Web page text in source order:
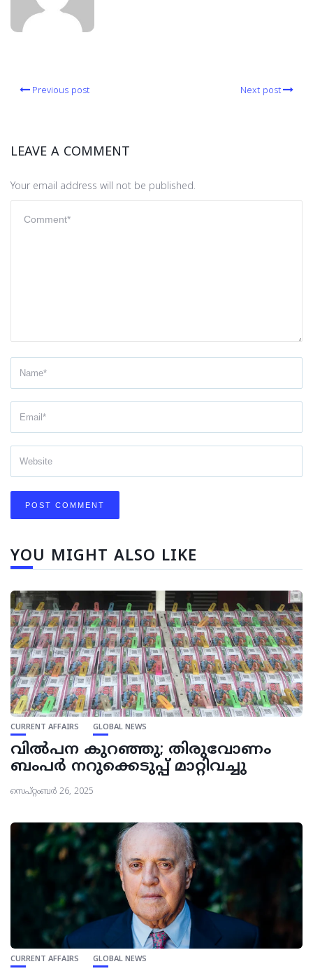
Previous post Next post
LEAVE A COMMENT
Your email address will not be published.
YOU MIGHT ALSO LIKE
CURRENT AFFAIRS GLOBAL NEWS
വിൽപന കുറഞ്ഞു; തിരുവോണം
ബംപർ നറുക്കെടുപ്പ് മാറ്റിവച്ചു
സെപ്റ്റംബർ 26, 2025
CURRENT AFFAIRS GLOBAL NEWS